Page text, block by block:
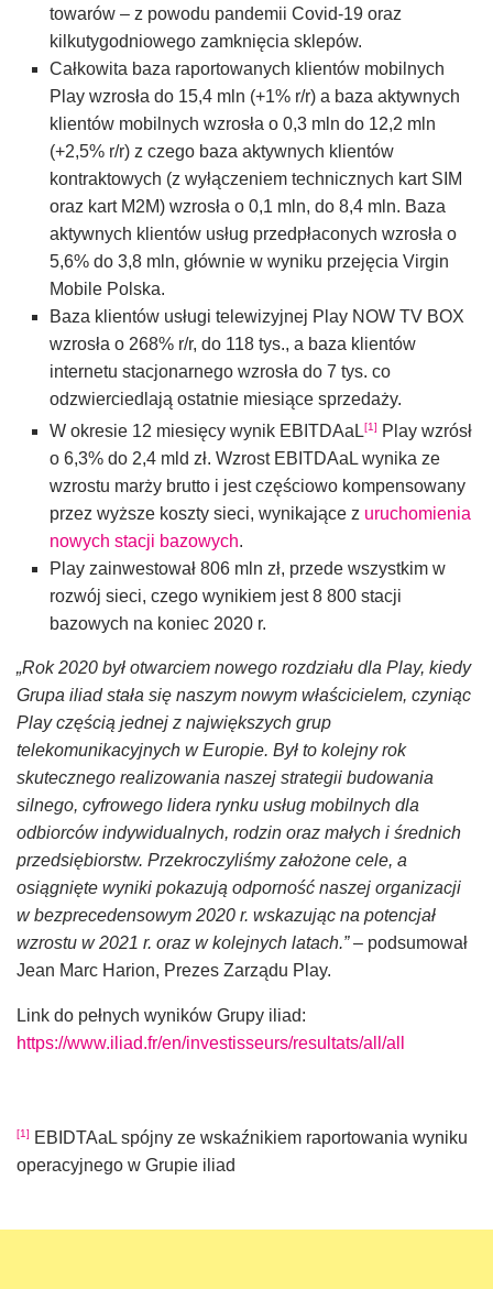
towarów – z powodu pandemii Covid-19 oraz
kilkutygodniowego zamknięcia sklepów.
Całkowita baza raportowanych klientów mobilnych
Play wzrosła do 15,4 mln (+1% r/r) a baza aktywnych
klientów mobilnych wzrosła o 0,3 mln do 12,2 mln
(+2,5% r/r) z czego baza aktywnych klientów
kontraktowych (z wyłączeniem technicznych kart SIM
oraz kart M2M) wzrosła o 0,1 mln, do 8,4 mln. Baza
aktywnych klientów usług przedpłaconych wzrosła o
5,6% do 3,8 mln, głównie w wyniku przejęcia Virgin
Mobile Polska.
Baza klientów usługi telewizyjnej Play NOW TV BOX
wzrosła o 268% r/r, do 118 tys., a baza klientów
internetu stacjonarnego wzrosła do 7 tys. co
odzwierciedlają ostatnie miesiące sprzedaży.
W okresie 12 miesięcy wynik EBITDAaL[1]
Play wzrósł
o 6,3% do 2,4 mld zł. Wzrost EBITDAaL wynika ze
wzrostu marży brutto i jest częściowo kompensowany
przez wyższe koszty sieci, wynikające z uruchomienia
nowych stacji bazowych.
Play zainwestował 806 mln zł, przede wszystkim w
rozwój sieci, czego wynikiem jest 8 800 stacji
bazowych na koniec 2020 r.
„Rok2020 był otwarciem nowego rozdziału dla Play, kiedy
Grupa iliad stała się naszym nowym właścicielem, czyniąc
Playczęścią jednej z największych grup
telekomunikacyjnych w Europie. Był to kolejny rok
skutecznego realizowania naszej strategii budowania
silnego, cyfrowego lidera rynku usług mobilnych dla
odbiorców indywidualnych, rodzin oraz małych i średnich
przedsiębiorstw. Przekroczyliśmy założone cele, a
osiągnięte wyniki pokazują odporność naszej organizacji
w bezprecedensowym 2020 r. wskazując na potencjał
wzrostu w 2021 r. oraz w kolejnych latach.”– podsumował
Jean Marc Harion, Prezes Zarządu Play.
Link do pełnych wyników Grupy iliad:
https://www.iliad.fr/en/investisseurs/resultats/all/all
[1]
EBIDTAaL spójny ze wskaźnikiem raportowania wyniku
operacyjnego w Grupie iliad